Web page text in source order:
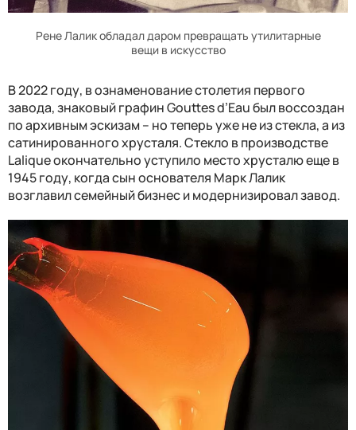
Рене Лалик обладал даром превращать утилитарные
вещи в искусство
В 2022 году, в ознаменование столетия первого
завода, знаковый графин Gouttes d’Eau был воссоздан
по архивным эскизам – но теперь уже не из стекла, а из
сатинированного хрусталя. Стекло в производстве
Lalique окончательно уступило место хрусталю еще в
1945 году, когда сын основателя Марк Лалик
возглавил семейный бизнес и модернизировал завод.